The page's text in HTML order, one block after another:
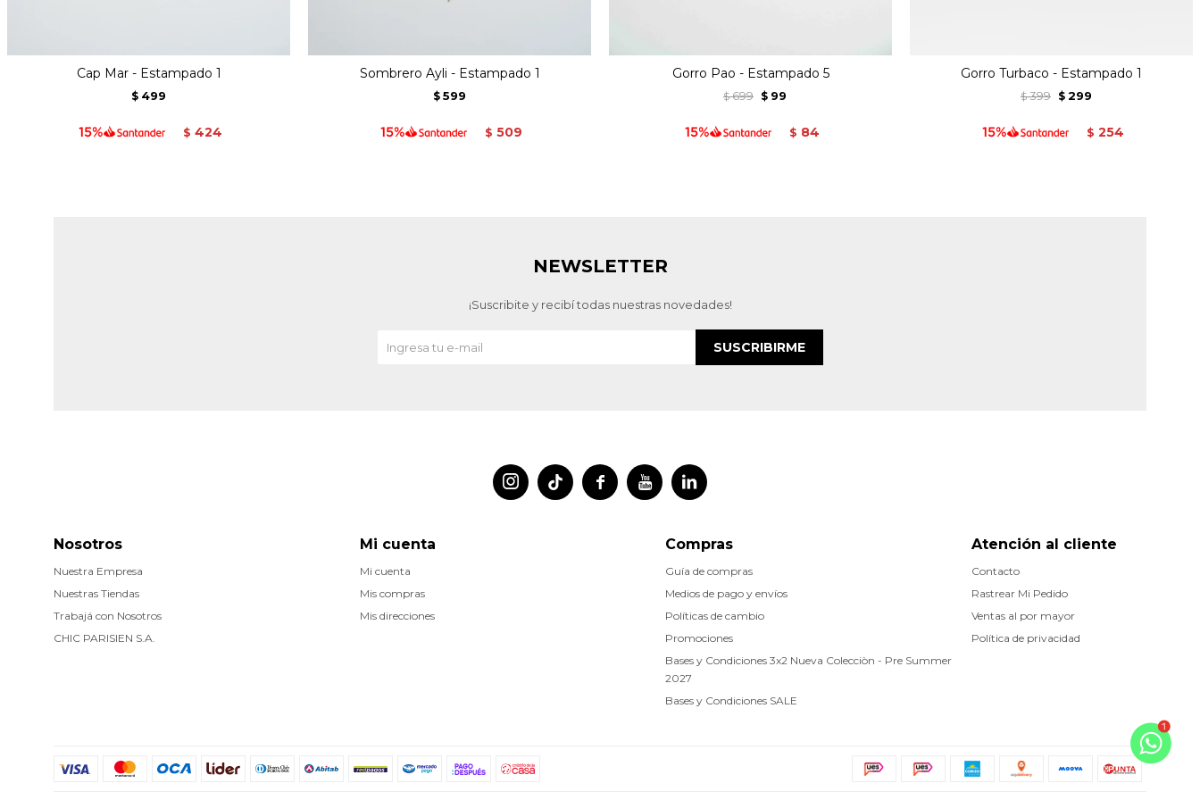
Cap Mar - Estampado 1
$ 499
$ 424
Sombrero Ayli - Estampado 1
$ 599
$ 509
Gorro Pao - Estampado 5
$ 699 $ 99
$ 84
Gorro Turbaco - Estampado 1
$ 399 $ 299
$ 254
 
 
Atención al cliente
Contacto
Rastrear Mi Pedido
Ventas al por mayor
Política de privacidad
Nosotros
Nuestra Empresa
Nuestras Tiendas
Trabajá con Nosotros
CHIC PARISIEN S.A.
Compras
Guía de compras
Medios de pago y envíos
Políticas de cambio
Promociones
Bases y Condiciones 3x2 Nueva Colecciòn - Pre Summer
2027
Bases y Condiciones SALE
Mi cuenta
Mi cuenta
Mis compras
Mis direcciones
NEWSLETTER
¡Suscribite y recibí todas nuestras novedades!
SUSCRIBIRME